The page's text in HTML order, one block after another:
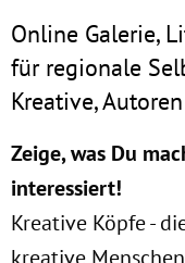
Online Galerie,
für regionale
Kreative, Autoren
Zeige, was Du
interessiert!
Kreative Köpfe -
kreative